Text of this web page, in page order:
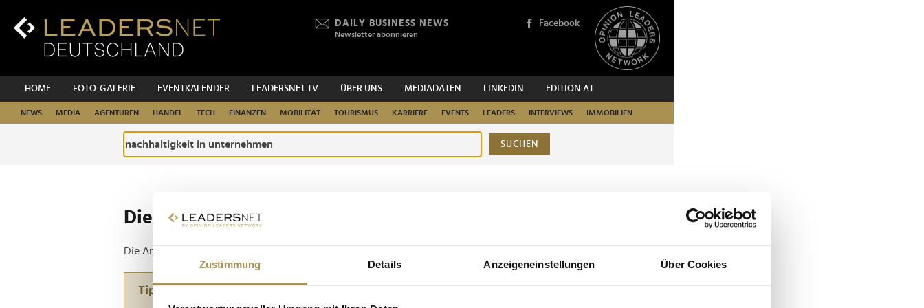
Zustimmung Details Anzeigeneinstellungen Über Cookies
Inhalt
DAILY BUSINESS NEWS
Newsletter abonnieren
Facebook
HOME FOTO-GALERIE EVENTKALENDER LEADERSNET.TV ÜBER UNS MEDIADATEN LINKEDIN EDITION AT
NEWS MEDIA AGENTUREN HANDEL TECH FINANZEN MOBILITÄT TOURISMUS KARRIERE EVENTS LEADERS INTERVIEWS IMMOBILIEN
SUCHEN
Die ganze Website durchsuchen
Die Anfrage ergab 1 Treffer.
Tipp